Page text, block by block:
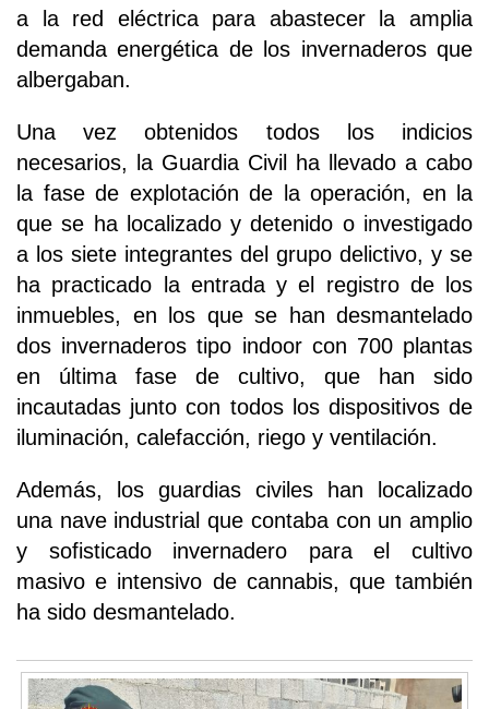
a la red eléctrica para abastecer la amplia
demanda energética de los invernaderos que
albergaban.
Una vez obtenidos todos los indicios
necesarios, la Guardia Civil ha llevado a cabo
la fase de explotación de la operación, en la
que se ha localizado y detenido o investigado
a los siete integrantes del grupo delictivo, y se
ha practicado la entrada y el registro de los
inmuebles, en los que se han desmantelado
dos invernaderos tipo indoor con 700 plantas
en última fase de cultivo, que han sido
incautadas junto con todos los dispositivos de
iluminación, calefacción, riego y ventilación.
Además, los guardias civiles han localizado
una nave industrial que contaba con un amplio
y sofisticado invernadero para el cultivo
masivo e intensivo de cannabis, que también
ha sido desmantelado.